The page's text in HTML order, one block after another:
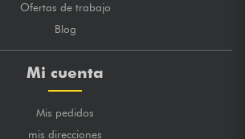
Ofertas de trabajo
Blog
Mi cuenta
Mis pedidos
mis direcciones